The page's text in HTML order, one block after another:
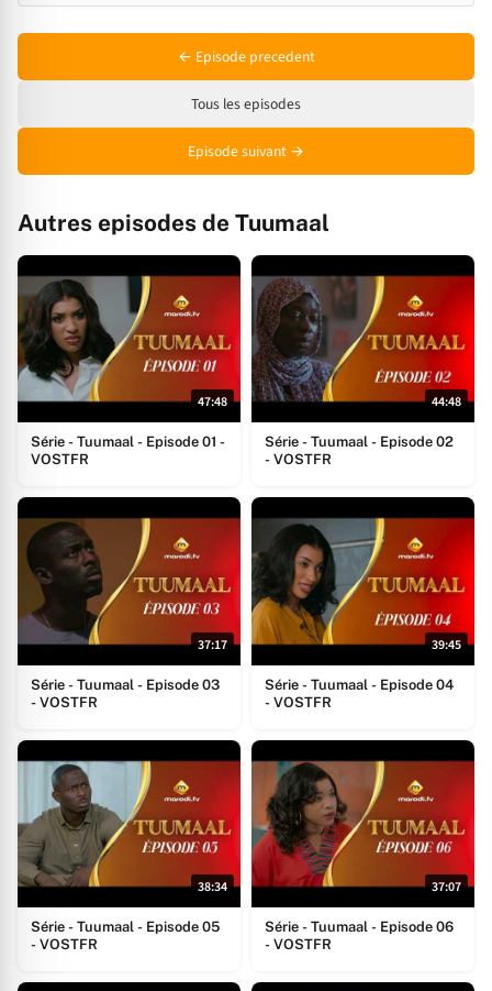
← Episode precedent
Tous les episodes
Episode suivant →
Autres episodes de Tuumaal
47:48
Série - Tuumaal - Episode 01 -
VOSTFR
44:48
Série - Tuumaal - Episode 02
- VOSTFR
37:17
Série - Tuumaal - Episode 03
- VOSTFR
39:45
Série - Tuumaal - Episode 04
- VOSTFR
38:34
Série - Tuumaal - Episode 05
- VOSTFR
37:07
Série - Tuumaal - Episode 06
- VOSTFR